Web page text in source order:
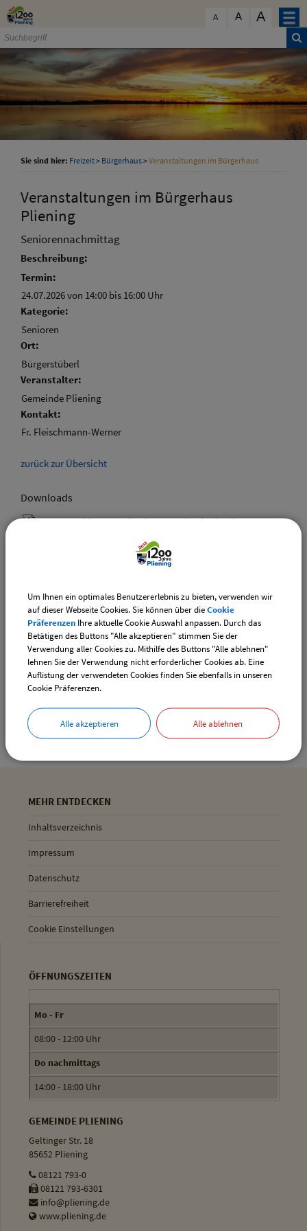
Zum Inhalt
A A A
Gemeinde Pliening
Geltinger Str. 18
85652 Pliening
Sie sind hier: Freizeit> Bürgerhaus>Veranstaltungen im Bürgerhaus
Veranstaltungen im Bürgerhaus
Pliening
Seniorennachmittag
Beschreibung:
Termin:
24.07.2026 von 14:00 bis 16:00 Uhr
Kategorie:
Senioren
Ort:
Bürgerstüberl
Veranstalter:
Gemeinde Pliening
Kontakt:
Fr. Fleischmann-Werner
zurück zur Übersicht
Downloads
Den gewählten Termin als VCS-Kalenderdatei
Den gewählten Termin als iCal-Kalenderdatei
Drucken
MEHR ENTDECKEN
Inhaltsverzeichnis
Impressum
Datenschutz
Barrierefreiheit
Cookie Einstellungen
ÖFFNUNGSZEITEN
Mo - Fr
08:00 - 12:00 Uhr
Do nachmittags
14:00 - 18:00 Uhr
GEMEINDE PLIENING
Geltinger Str. 18
85652 Pliening
08121 793-0
08121 793-6301
info@pliening.de
www.pliening.de
Um Ihnen ein optimales Benutzererlebnis zu bieten, verwenden wir
auf dieser Webseite Cookies. Sie können über dieCookie
Präferenzen Ihre aktuelle Cookie Auswahl anpassen. Durch das
Betätigen des Buttons "Alle akzeptieren" stimmen Sie der
Verwendung aller Cookies zu. Mithilfe des Buttons "Alle ablehnen"
lehnen Sie der Verwendung nicht erforderlicher Cookies ab. Eine
Auflistung der verwendeten Cookies finden Sie ebenfalls in unseren
Cookie Präferenzen.
Alle akzeptieren Alle ablehnen
schließen